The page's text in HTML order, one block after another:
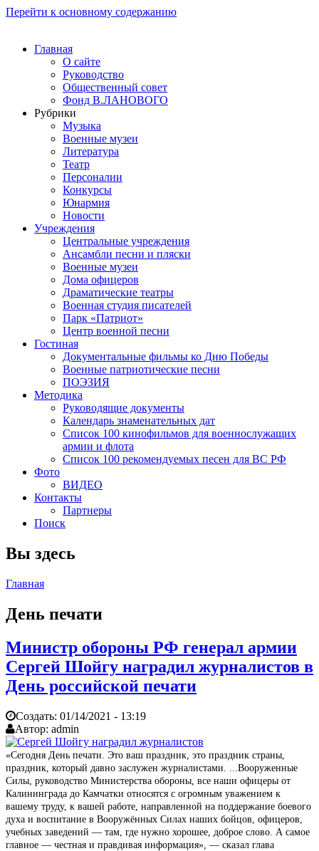
Перейти к основному содержанию
Главная
О сайте
Руководство
Общественный совет
Фонд В.ЛАНОВОГО
Рубрики
Музыка
Военные музеи
Литература
Театр
Персоналии
Конкурсы
Юнармия
Новости
Учреждения
Центральные учреждения
Ансамбли песни и пляски
Военные музеи
Дома офицеров
Драматические театры
Военная студия писателей
Парк «Патриот»
Центр военной песни
Гостиная
Документальные фильмы ко Дню Победы
Военные патриотические песни
ПОЭЗИЯ
Методика
Руководящие документы
Календарь знаменательных дат
Список 100 кинофильмов для военнослужащих
армии и флота
Список 100 рекомендуемых песен для ВС РФ
Фото
ВИДЕО
Контакты
Партнеры
Поиск
Вы здесь
Главная
День печати
Министр обороны РФ генерал армии
Сергей Шойгу наградил журналистов в
День российской печати
Создать: 01/14/2021 - 13:19
Автор: admin
«Сегодня День печати. Это ваш праздник, это праздник страны,
праздник, который давно заслужен журналистами. ...Вооруженные
Силы, руководство Министерства обороны, все наши офицеры от
Калининграда до Камчатки относятся с огромным уважением к
вашему труду, к вашей работе, направленной на поддержание боевого
духа и воспитание в Вооружённых Силах наших бойцов, офицеров,
учебных заведений — там, где нужно хорошее, доброе слово. А самое
главное — честная и правдивая информация», — сказал глава